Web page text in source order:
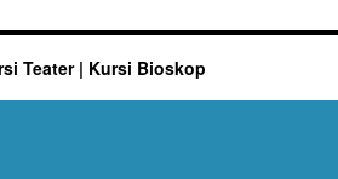
Teater | Kursi Bioskop